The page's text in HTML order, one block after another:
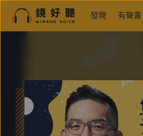
發現 有聲書